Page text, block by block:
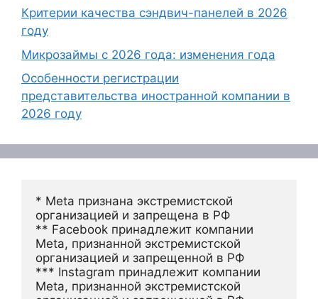
Критерии качества сэндвич-панелей в 2026
году
Микрозаймы с 2026 года: изменения года
Особенности регистрации
представительства иностранной компании в
2026 году
* Meta признана экстремистской
организацией и запрещена в РФ
** Facebook принадлежит компании
Meta, признанной экстремистской
организацией и запрещенной в РФ
*** Instagram принадлежит компании
Meta, признанной экстремистской